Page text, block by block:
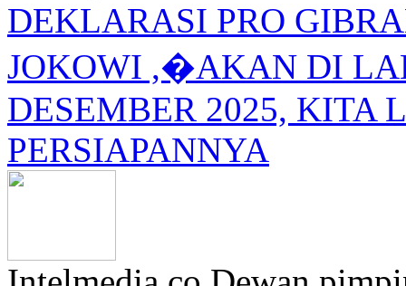
DEKLARASI PRO
JOKOWI ,�AKAN DI
DESEMBER 2025, KITA
PERSIAPANNYA